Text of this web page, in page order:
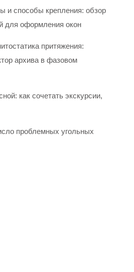
и способы крепления: обзор
для оформления окон
притяжения:
архива в фазовом
как сочетать экскурсии,
проблемных угольных